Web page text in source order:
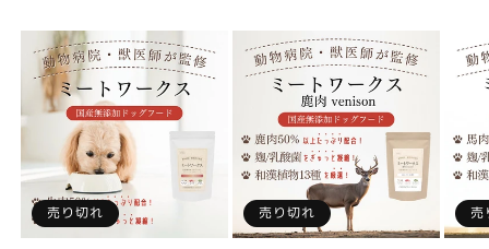
売り切れ 売り切れ 売